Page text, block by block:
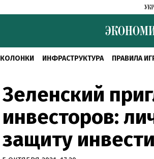
КОЛОНКИ ИНФРАСТРУКТУРА ПРАВИЛА
Зеленский
инвесторов:
защиту